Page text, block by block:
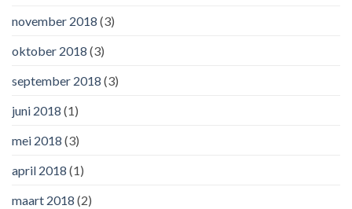
november 2018 (3)
oktober 2018 (3)
september 2018 (3)
juni 2018 (1)
mei 2018 (3)
april 2018 (1)
maart 2018 (2)